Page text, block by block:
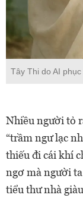
Tây Thi do AI
Nhiều người tỏ
“trầm ngư lạc
thiếu đi cái khí
ngơ mà người
tiểu thư nhà